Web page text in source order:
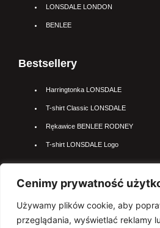
Cenimy prywatność
Używamy plików cookie, aby
przeglądania, wyświetlać reklamy
LONSDALE LONDON
BENLEE
Bestsellery
Harringtonka LONSDALE
T-shirt Classic LONSDALE
Rękawice BENLEE RODNEY
T-shirt LONSDALE Logo
Najpopularniejsze
Kurtki LONSDALE